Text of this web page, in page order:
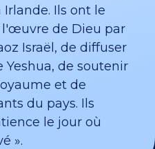
Irlande. Ils ont le
de Dieu par
Israël, de diffuser
Yeshua, de soutenir
et de
du pays. Ils
le jour où
».